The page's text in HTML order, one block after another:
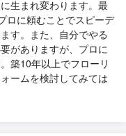
生まれ変わります。最
ロに頼むことでスピーデ
す。また、自分でやる
がありますが、プロに
築10年以上でフローリ
ームを検討してみては